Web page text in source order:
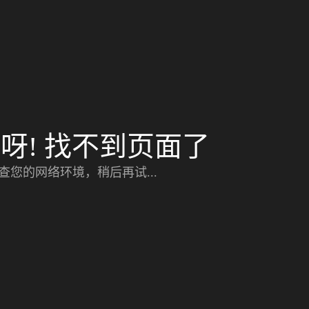
! 找不到页面了
您的网络环境，稍后再试...